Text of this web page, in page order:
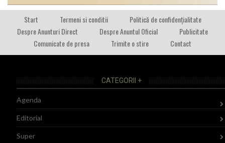
Start Termeni si conditii
Politică de confidențialitate
Despre Anunturi Direct
Despre Anuntul Oficial
Publicitate
Comunicate de presa
Trimite o stire Contact
CATEGORII +
Agenda
Editorial
Super